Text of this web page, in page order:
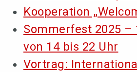
Kooperation
Sommerfest 2025 –
von 14 bis 22 Uhr
Vortrag: